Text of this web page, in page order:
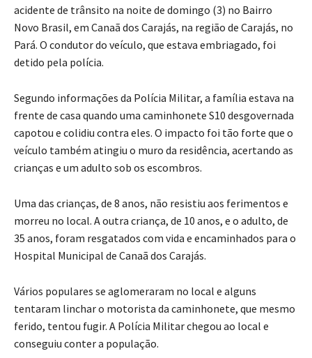
acidente de trânsito na noite de domingo (3) no Bairro
Novo Brasil, em Canaã dos Carajás, na região de Carajás, no
Pará. O condutor do veículo, que estava embriagado, foi
detido pela polícia.
Segundo informações da Polícia Militar, a família estava na
frente de casa quando uma caminhonete S10 desgovernada
capotou e colidiu contra eles. O impacto foi tão forte que o
veículo também atingiu o muro da residência, acertando as
crianças e um adulto sob os escombros.
Uma das crianças, de 8 anos, não resistiu aos ferimentos e
morreu no local. A outra criança, de 10 anos, e o adulto, de
35 anos, foram resgatados com vida e encaminhados para o
Hospital Municipal de Canaã dos Carajás.
Vários populares se aglomeraram no local e alguns
tentaram linchar o motorista da caminhonete, que mesmo
ferido, tentou fugir. A Polícia Militar chegou ao local e
conseguiu conter a população.